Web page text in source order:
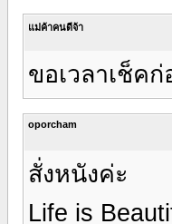
แม่ค้าคนดีจ้า
ขอเวลาเช็ค
oporcham
สั่งหนังค่ะ
Life is